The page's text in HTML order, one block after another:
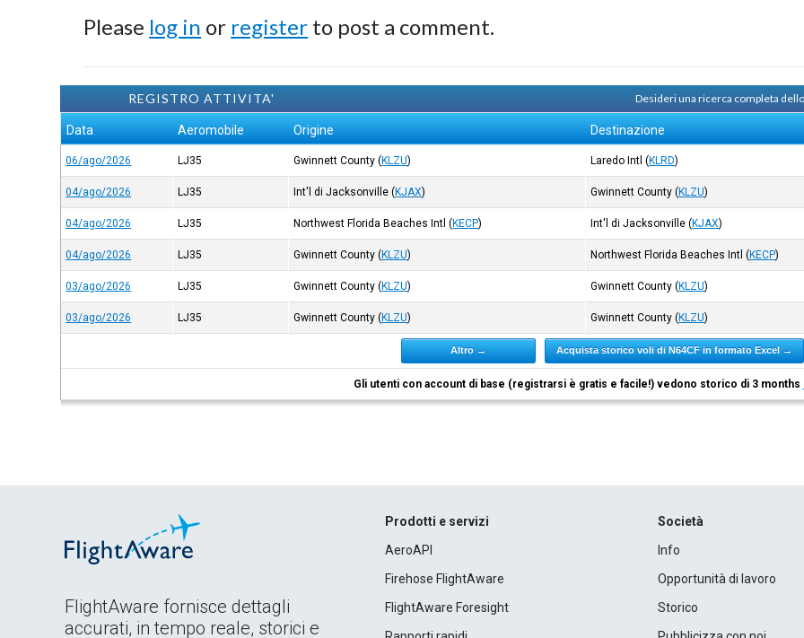
Please log in or register to post a comment.
REGISTRO ATTIVITA' Desideri una ricerca completa
Data Aeromobile Origine Destinazione
06/ago/2026 LJ35 Gwinnett County (KLZU) Laredo Intl (KLRD)
04/ago/2026 LJ35 Int'l di Jacksonville (KJAX) Gwinnett County (KLZU)
04/ago/2026 LJ35 Northwest Florida Beaches Intl (KECP) Int'l di Jacksonville (KJAX)
04/ago/2026 LJ35 Gwinnett County (KLZU) Northwest Florida Beaches Intl (KECP)
03/ago/2026 LJ35 Gwinnett County (KLZU) Gwinnett County (KLZU)
03/ago/2026 LJ35 Gwinnett County (KLZU) Gwinnett County (KLZU)
Altro → Acquista storico voli di N64CF in formato Excel →
Gli utenti con account di base (registrarsi è gratis e facile!) vedono storico di 3 months
FlightAware fornisce dettagli
accurati, in tempo reale, storici e
Prodotti e servizi
AeroAPI
Firehose FlightAware
FlightAware Foresight
Società
Info
Opportunità di lavoro
Storico